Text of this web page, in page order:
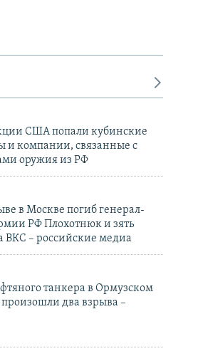
США попали кубинские
и компании, связанные с
оружия из РФ
в Москве погиб генерал-
РФ Плохотнюк и зять
ВКС – российские медиа
танкера в Ормузском
два взрыва –